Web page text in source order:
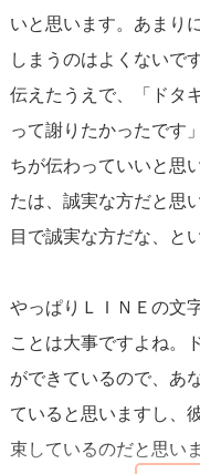
いと思います。あまり
しまうのはよくないで
伝えたうえで、「ドタ
って謝りたかったです
ちが伝わっていいと思
たは、誠実な方だと思
目で誠実な方だな、と
やっぱりＬＩＮＥの文
ことは大事ですよね。
ができているので、あ
ていると思いますし、
束しているのだと思い